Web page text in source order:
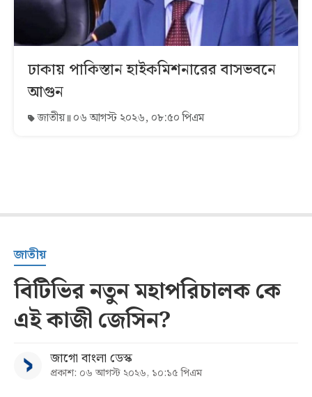
ঢাকায় পাকিস্তান হাইকমিশনারের বাসভবনে
আগুন
জাতীয় ০৬ আগস্ট ২০২৬, ০৮:৫০ পিএম
জাতীয়
বিটিভির নতুন মহাপরিচালক কে
এই কাজী জেসিন?
জাগো বাংলা ডেস্ক
প্রকাশ: ০৬ আগস্ট ২০২৬, ১০:১৫ পিএম